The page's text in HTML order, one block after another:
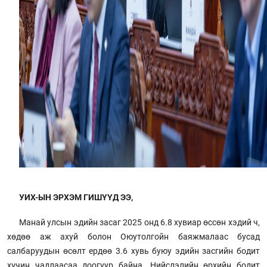
УИХ-ЫН ЭРХЭМ ГИШҮҮД ЭЭ,
Манай улсын эдийн засаг 2025 онд 6.8 хувиар өссөн хэдий ч,
хөдөө аж ахуй болон Оюутолгойн баяжмалаас бусад
салбаруудын өсөлт ердөө 3.6 хувь буюу эдийн засгийн бодит
хүчин чадлаасаа доогуур байна. Нийслэлийн өрхийн бодит